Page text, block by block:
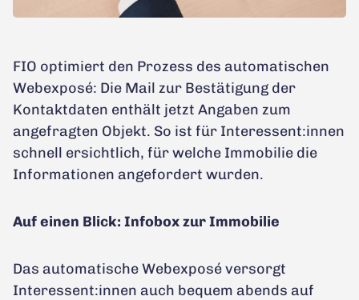
FIO optimiert den Prozess des automatischen
Webexposé: Die Mail zur Bestätigung der
Kontaktdaten enthält jetzt Angaben zum
angefragten Objekt. So ist für Interessent:innen
schnell ersichtlich, für welche Immobilie die
Informationen angefordert wurden.
Auf einen Blick: Infobox zur Immobilie
Das automatische Webexposé versorgt
Interessent:innen auch bequem abends auf